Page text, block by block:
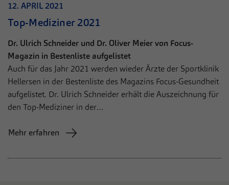
12. APRIL 2021
Top-Mediziner 2021
Dr. Ulrich Schneider und Dr. Oliver Meier von Focus-
Magazin in Bestenliste aufgelistet
Auch für das Jahr 2021 werden wieder Ärzte der Sportklinik
Hellersen in der Bestenliste des Magazins Focus-Gesundheit
aufgelistet. Dr. Ulrich Schneider erhält die Auszeichnung für
den Top-Mediziner in der…
Mehr erfahren